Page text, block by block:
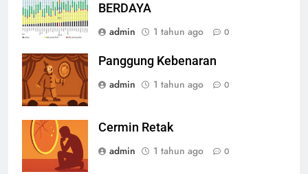
BERDAYA
admin
1 tahun ago 0
Panggung Kebenaran
admin
1 tahun ago 0
Cermin Retak
admin
1 tahun ago 0